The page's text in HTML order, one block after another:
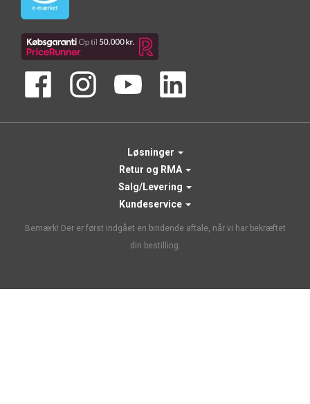
Løsninger
Retur og RMA
Salg/Levering
Kundeservice
Bemærk! Der er først indgået en bindende aftale, når vi har bekræftet
din bestilling.